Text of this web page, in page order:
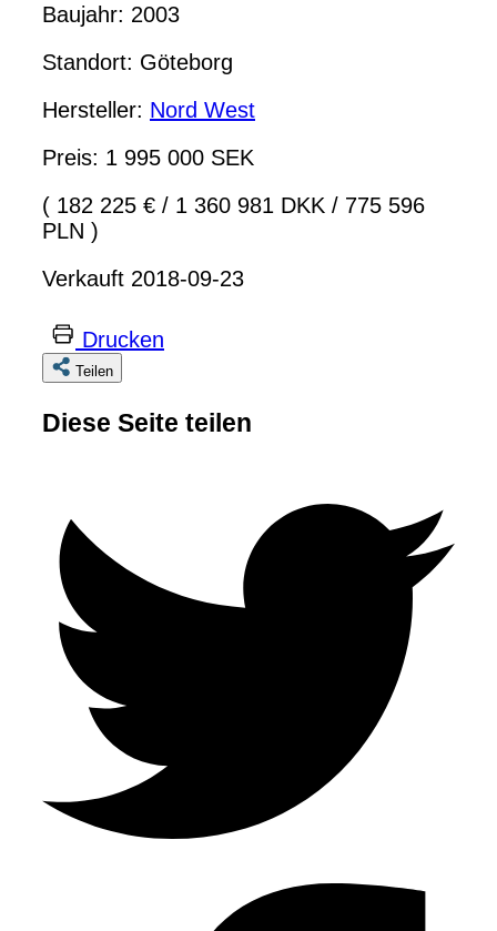
Baujahr: 2003
Standort: Göteborg
Hersteller: Nord West
Preis: 1 995 000 SEK
( 182 225 € / 1 360 981 DKK / 775 596
PLN )
Verkauft 2018-09-23
Drucken
Teilen
Diese Seite teilen